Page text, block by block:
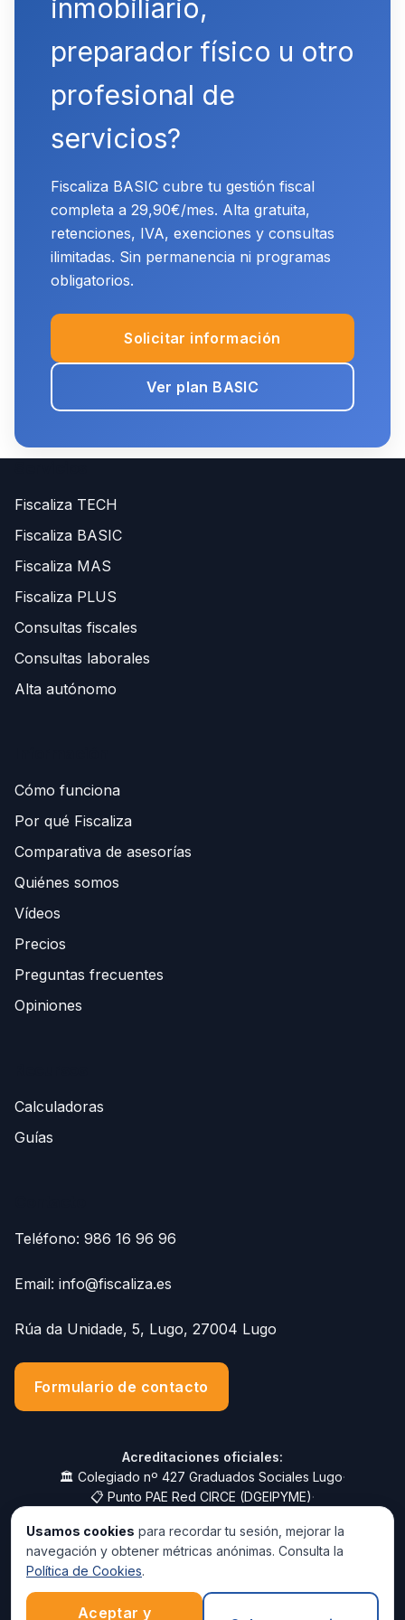
inmobiliario,
preparador físico u otro
profesional de
servicios?
Fiscaliza BASIC cubre tu gestión fiscal
completa a 29,90€/mes. Alta gratuita,
retenciones, IVA, exenciones y consultas
ilimitadas. Sin permanencia ni programas
obligatorios.
Solicitar información
Ver plan BASIC
Fiscaliza TECH
Fiscaliza BASIC
Fiscaliza MAS
Fiscaliza PLUS
Consultas fiscales
Consultas laborales
Alta autónomo
Cómo funciona
Por qué Fiscaliza
Comparativa de asesorías
Quiénes somos
Vídeos
Precios
Preguntas frecuentes
Opiniones
Calculadoras
Guías
Teléfono: 986 16 96 96
Email: info@fiscaliza.es
Rúa da Unidade, 5, Lugo, 27004 Lugo
Formulario de contacto
Acreditaciones oficiales:
🏛️ Colegiado nº 427 Graduados Sociales Lugo·
📋 Punto PAE Red CIRCE (DGEIPYME)·
📑 Colaborador Social ATRIGA·
🛡️ Seguro RC Profesional CASER
© 2025 Fiscaliza.es · 986 16 96 96 · info@fiscaliza.es -
Usamos cookies para recordar tu sesión, mejorar la
navegación y obtener métricas anónimas. Consulta la
Política de Cookies.
Aceptar y